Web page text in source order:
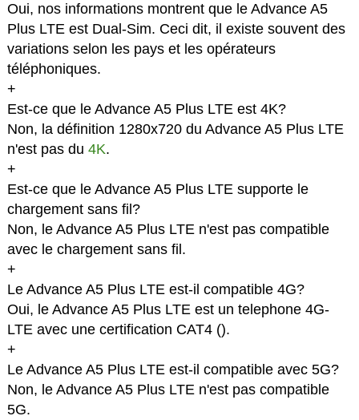
Oui, nos informations montrent que le Advance A5
Plus LTE est Dual-Sim. Ceci dit, il existe souvent des
variations selon les pays et les opérateurs
téléphoniques.
+
Est-ce que le Advance A5 Plus LTE est 4K?
Non, la définition 1280x720 du Advance A5 Plus LTE
n'est pas du 4K.
+
Est-ce que le Advance A5 Plus LTE supporte le
chargement sans fil?
Non, le Advance A5 Plus LTE n'est pas compatible
avec le chargement sans fil.
+
Le Advance A5 Plus LTE est-il compatible 4G?
Oui, le Advance A5 Plus LTE est un telephone 4G-
LTE avec une certification CAT4 ().
+
Le Advance A5 Plus LTE est-il compatible avec 5G?
Non, le Advance A5 Plus LTE n'est pas compatible
5G.